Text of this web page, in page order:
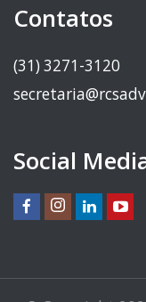
Contatos
(31) 3271-3120
Social